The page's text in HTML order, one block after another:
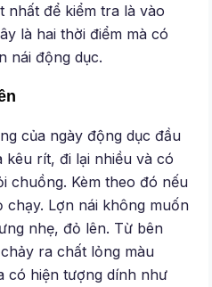
nhất để kiểm tra là vào
là hai thời điểm mà có
nái động dục.
của ngày động dục đầu
rít, đi lại nhiều và có
chuồng. Kèm theo đó nếu
chạy. Lợn nái không muốn
nhẹ, đỏ lên. Từ bên
ra chất lỏng màu
có hiện tượng dính như